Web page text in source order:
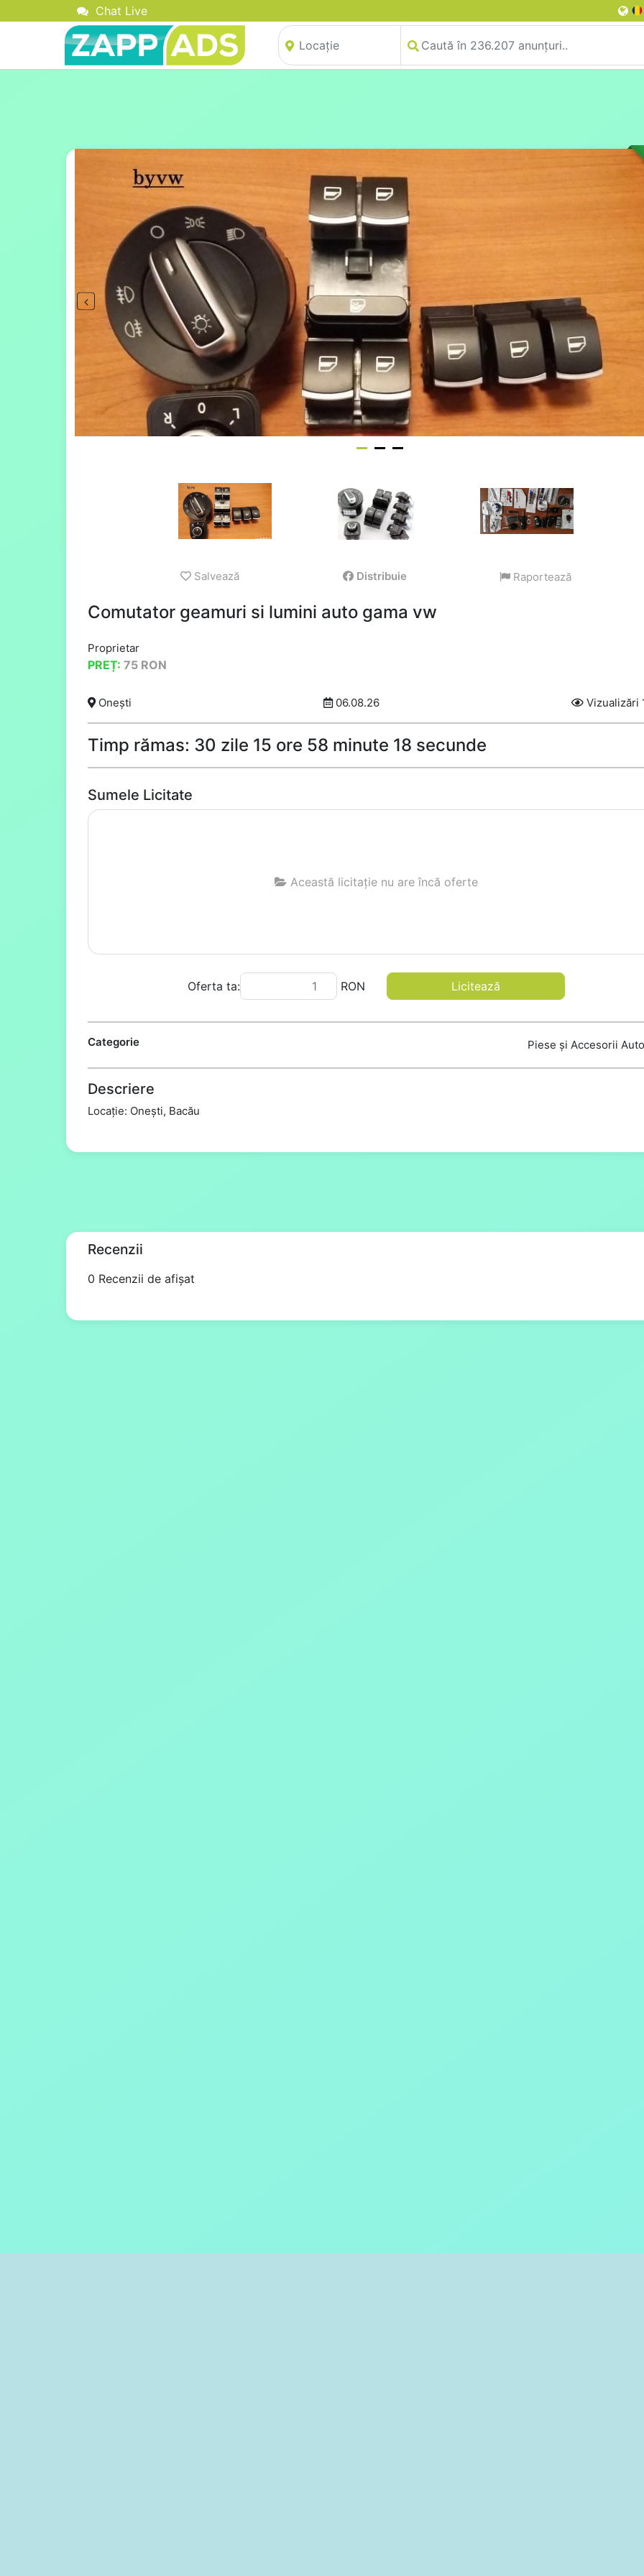
Chat Live
Salvează Distribuie Raportează
Comutator geamuri si lumini auto gama vw
Proprietar
PREȚ: 75 RON
Onești 06.08.26 Vizualizări
Timp rămas: 30 zile 15 ore 58 minute 17 secunde
Sumele Licitate
Această licitație nu are încă oferte
Oferta ta: RON Licitează
Categorie Piese și Accesorii
Descriere
Locație: Onești, Bacău
Recenzii
0 Recenzii de afișat